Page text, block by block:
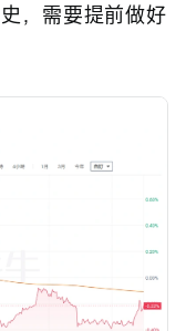
，需要提前做好